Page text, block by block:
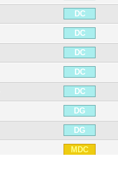
DC
DC
DC
DC
DC
DG
DG
MDC